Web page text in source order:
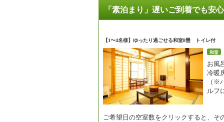
「素泊まり」遅いご到着でも安
【1〜4名様】ゆったり過ごせる和室8畳 トイレ付
和室
お風
冷暖
（※
ルフ
ご希望日の空室数をクリックすると、そ